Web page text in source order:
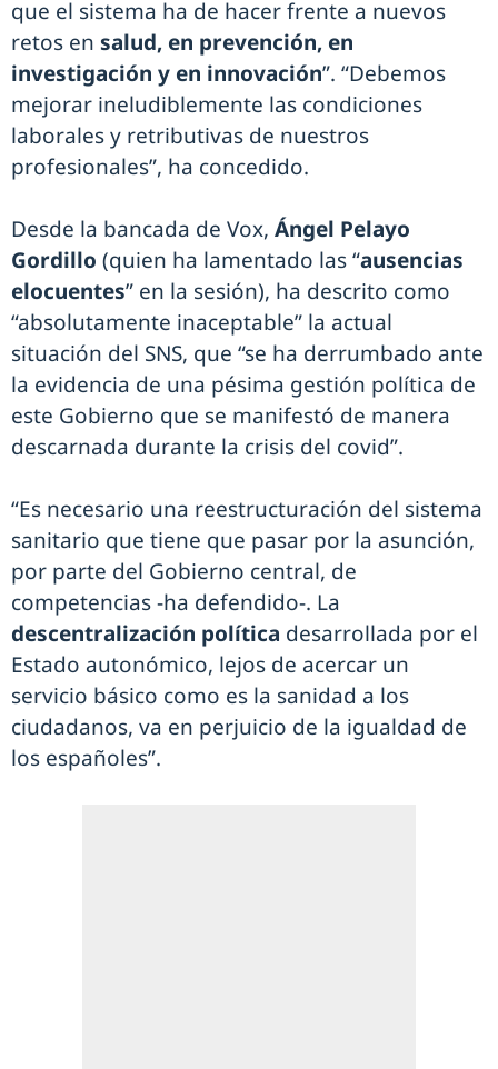
que el sistema ha de hacer frente a nuevos
retos en salud, en prevención, en
investigación y en innovación”. “Debemos
mejorar ineludiblemente las condiciones
laborales y retributivas de nuestros
profesionales”, ha concedido.
Desde la bancada de Vox, Ángel Pelayo
Gordillo (quien ha lamentado las “ausencias
elocuentes” en la sesión), ha descrito como
“absolutamente inaceptable” la actual
situación del SNS, que “se ha derrumbado ante
la evidencia de una pésima gestión política de
este Gobierno que se manifestó de manera
descarnada durante la crisis del covid”.
“Es necesario una reestructuración del sistema
sanitario que tiene que pasar por la asunción,
por parte del Gobierno central, de
competencias -ha defendido-. La
descentralización política desarrollada por el
Estado autonómico, lejos de acercar un
servicio básico como es la sanidad a los
ciudadanos, va en perjuicio de la igualdad de
los españoles”.